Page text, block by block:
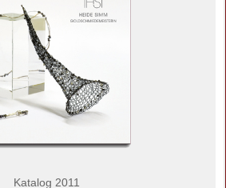
Katalog 2011